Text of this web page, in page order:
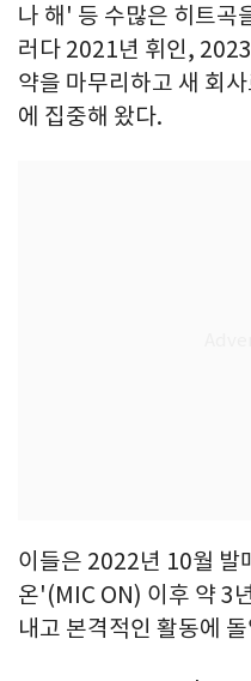
나 해' 등 수많은 히트곡
러다 2021년 휘인,
약을 마무리하고 새 회
에 집중해 왔다.
이들은 2022년 10월 발
온'(MIC ON) 이후 약 3
내고 본격적인 활동에